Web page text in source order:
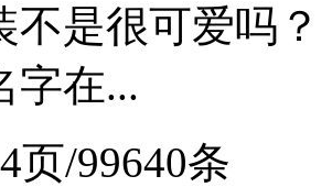
不是很可爱吗？
字在...
页/99640条